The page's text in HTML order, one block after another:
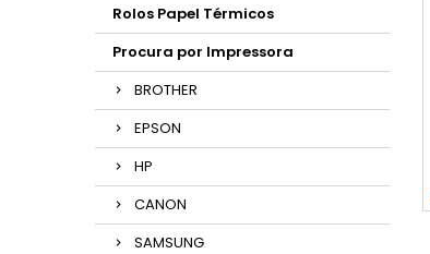
Rolos Papel Térmicos
Procura por Impressora
BROTHER
EPSON
HP
CANON
SAMSUNG